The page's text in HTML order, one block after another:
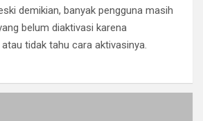
demikian, banyak pengguna masih
belum diaktivasi karena
tidak tahu cara aktivasinya.